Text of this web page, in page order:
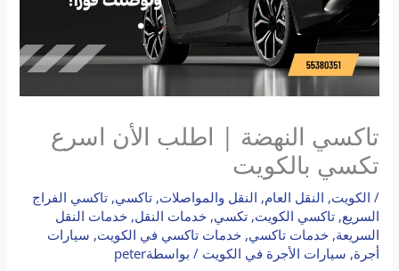
تاكسي النهضة | اطلب الأن اسرع
تكسي بالكويت
/ الكويت, النقل العام, النقل والمواصلات,تاكسي,تاكسي الفراج
السريع,تاكسي الكويت,تكسي,خدمات النقل,خدمات النقل
السريعة,خدمات تاكسي,خدمات تاكسي في الكويت, سيارات
أجرة, سيارات الأجرة في الكويت / بواسطةpeter